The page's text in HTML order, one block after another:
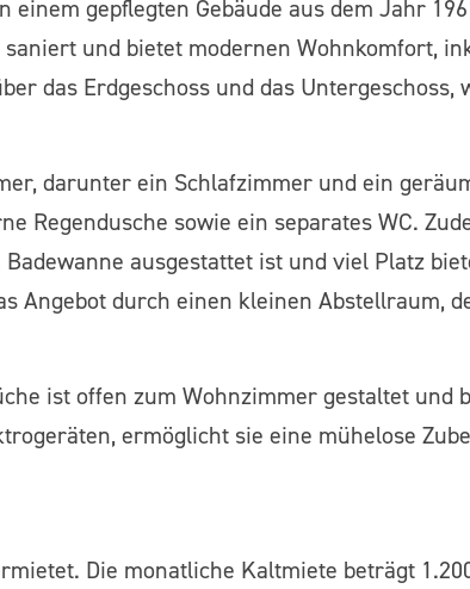
einem gepflegten Gebäude aus dem Jahr
und bietet modernen Wohnkomfort,
das Erdgeschoss und das
darunter ein Schlafzimmer und ein
Regendusche sowie ein separates WC.
ausgestattet ist und viel Platz
Angebot durch einen kleinen Abstellraum,
ist offen zum Wohnzimmer gestaltet und
ermöglicht sie eine mühelose
Die monatliche Kaltmiete beträgt